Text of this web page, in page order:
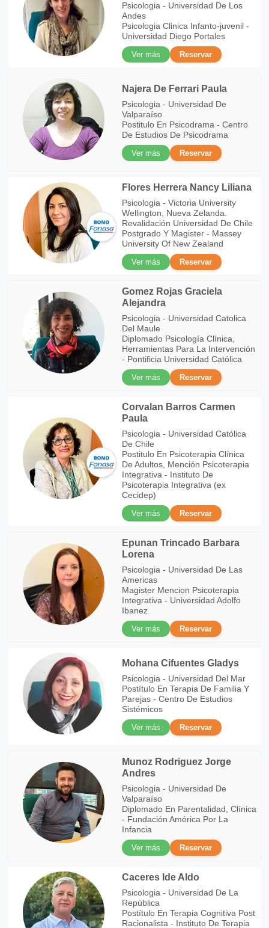
Psicologia - Universidad De Los
Andes
Psicologia Clinica Infanto-juvenil -
Universidad Diego Portales
Ver más
Reservar
Najera De Ferrari Paula
Psicologia - Universidad De
Valparaíso
Postitulo En Psicodrama - Centro
De Estudios De Psicodrama
Ver más
Reservar
Flores Herrera Nancy Liliana
Psicologia - Victoria University
Wellington, Nueva Zelanda.
Revalidación Universidad De Chile
Postgrado Y Magister - Massey
University Of New Zealand
Ver más
Reservar
Gomez Rojas Graciela
Alejandra
Psicologia - Universidad Catolica
Del Maule
Diplomado Psicología Clínica,
Herramientas Para La Intervención
- Pontificia Universidad Católica
Ver más
Reservar
Corvalan Barros Carmen
Paula
Psicologia - Universidad Católica
De Chile
Postitulo En Psicoterapia Clínica
De Adultos, Mención Psicoterapia
Integrativa - Instituto De
Psicoterapia Integrativa (ex
Cecidep)
Ver más
Reservar
Epunan Trincado Barbara
Lorena
Psicologia - Universidad De Las
Americas
Magister Mencion Psicoterapia
Integrativa - Universidad Adolfo
Ibanez
Ver más
Reservar
Mohana Cifuentes Gladys
Psicologia - Universidad Del Mar
Postítulo En Terapia De Familia Y
Parejas - Centro De Estudios
Sistémicos
Ver más
Reservar
Munoz Rodriguez Jorge
Andres
Psicologia - Universidad De
Valparaíso
Diplomado En Parentalidad, Clínica
- Fundación América Por La
Infancia
Ver más
Reservar
Caceres Ide Aldo
Psicologia - Universidad De La
República
Postítulo En Terapia Cognitiva Post
Racionalista - Instituto De Terapia